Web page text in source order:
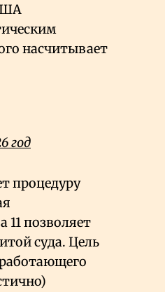
насчитывает
год
процедуру
позволяет
суда. Цель